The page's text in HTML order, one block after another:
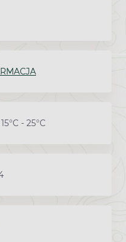
15°C - 25°C